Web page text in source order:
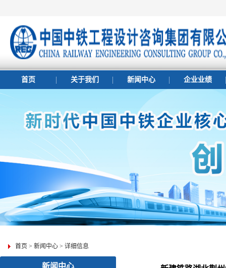
首页 关于我们 新闻中心 企业业绩
首页 > 新闻中心 > 详细信息
新闻中心